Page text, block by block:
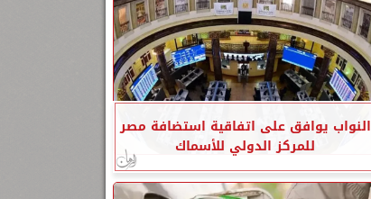
النواب يوافق على اتفاقية استضافة مصر
للمركز الدولي للأسماك